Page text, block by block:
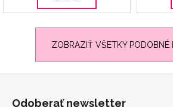
ZOBRAZIŤ VŠETKY PODOBNÉ
Odoberať newsletter